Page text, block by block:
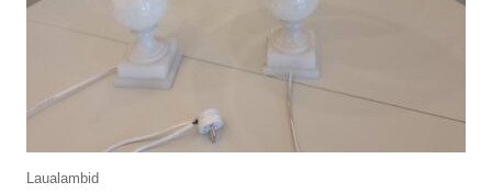
Laualambid